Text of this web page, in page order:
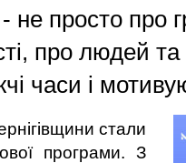
не просто про
про людей та
часи і
стали
програми. З